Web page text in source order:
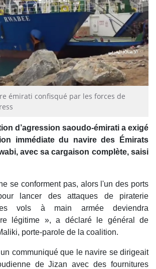
émirati confisqué par les forces de
d’agression saoudo-émirati a exigé
immédiate du navire des Émirats
avec sa cargaison complète, saisi
se conforment pas, alors l'un des ports
lancer des attaques de piraterie
vols à main armée deviendra
légitime », a déclaré le général de
porte-parole de la coalition.
un communiqué que le navire se dirigeait
de Jizan avec des fournitures